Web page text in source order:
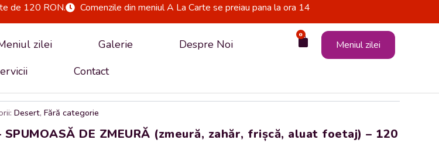
de 120 RON. Comenzile din meniul A La Carte se preiau pana la ora 14
zilei Galerie
Despre Noi
Contact
0
Cart Meniul zilei
Desert,Fără categorie
SPUMOASĂ DE ZMEURĂ (zmeură, zahăr, frișcă, aluat foetaj) – 120